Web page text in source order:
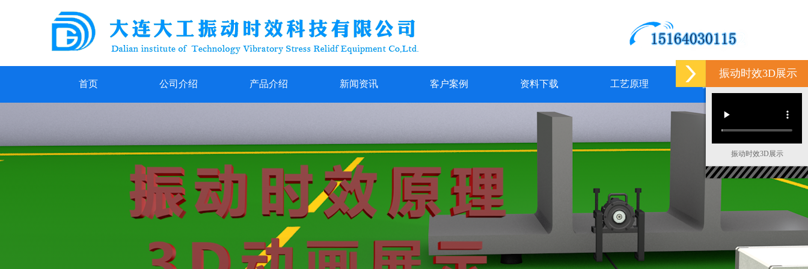
首页 公司介绍 产品介绍 新闻资讯 客户案例 资料下载 工艺原理
振动时效3D展示
振动时效3D展示